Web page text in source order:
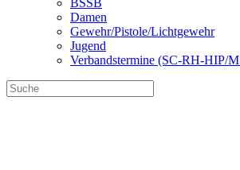
Damen
Gewehr/Pistole/Lichtgewehr
Jugend
Verbandstermine (SC-RH-HIP/